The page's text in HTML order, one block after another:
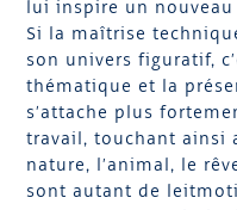
lui inspire un
Si la maîtrise
son univers figuratif,
thématique et la
s’attache plus
travail, touchant ainsi
nature, l’animal, le
sont autant de